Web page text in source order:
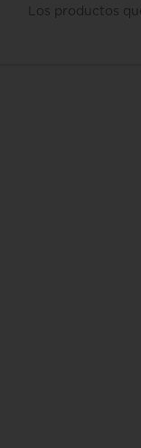
Los productos